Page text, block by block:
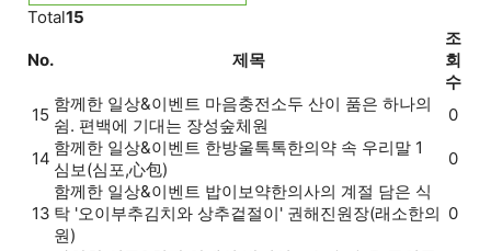
Total15
No. 제목
조
회
수
15
함께한 일상&이벤트 마음충전소두 산이 품은 하나의
쉼. 편백에 기대는 장성숲체원
0
14
함께한 일상&이벤트 한방울톡톡한의약 속 우리말 1
심보(심포,心包)
0
13
함께한 일상&이벤트 밥이보약한의사의 계절 담은 식
탁 '오이부추김치와 상추겉절이' 권해진원장(래소한의
원)
0